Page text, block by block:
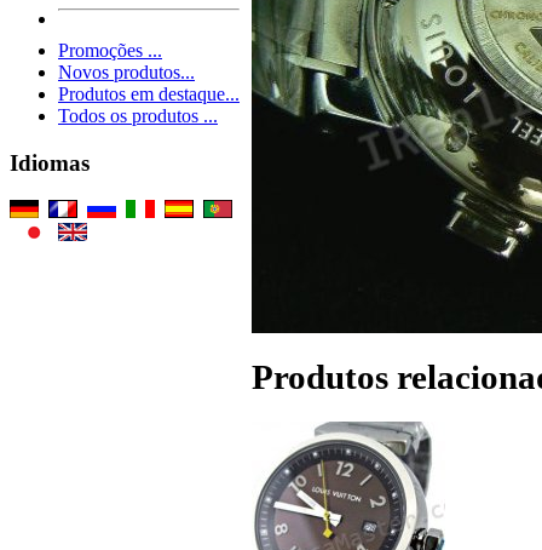
Promoções ...
Novos produtos...
Produtos em destaque...
Todos os produtos ...
Idiomas
Produtos